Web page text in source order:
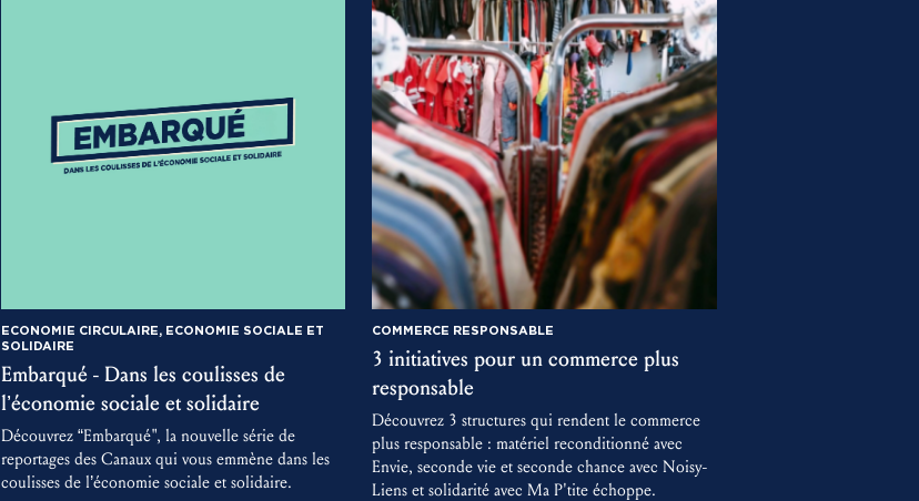
ECONOMIE CIRCULAIRE, ECONOMIE SOCIALE ET
SOLIDAIRE
Embarqué - Dans les coulisses de
l’économie sociale et solidaire
Découvrez “Embarqué", la nouvelle série de
reportages des Canaux qui vous emmène dans les
coulisses de l’économie sociale et solidaire.
COMMERCE RESPONSABLE
3 initiatives pour un commerce plus
responsable
Découvrez 3 structures qui rendent le commerce
plus responsable : matériel reconditionné avec
Envie, seconde vie et seconde chance avec Noisy-
Liens et solidarité avec Ma P'tite échoppe.